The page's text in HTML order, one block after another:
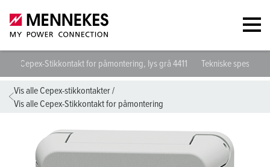
Cepex-Stikkontakt for påmontering, lys grå 4411 Tekniske
Vis alle Cepex-stikkontakter/
Vis alle Cepex-Stikkontakt for påmontering